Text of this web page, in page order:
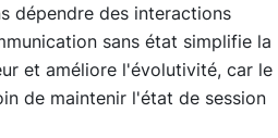
dépendre des interactions
sans état simplifie la
et améliore l'évolutivité, car le
de maintenir l'état de session